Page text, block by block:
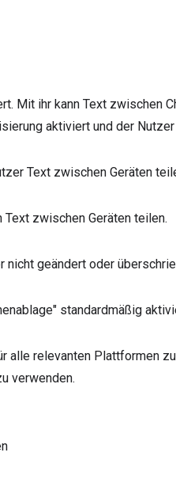
Mit ihr kann Text zwischen
aktiviert und der
Text zwischen Geräten
zwischen Geräten teilen.
geändert oder
standardmäßig
alle relevanten Plattformen
verwenden.